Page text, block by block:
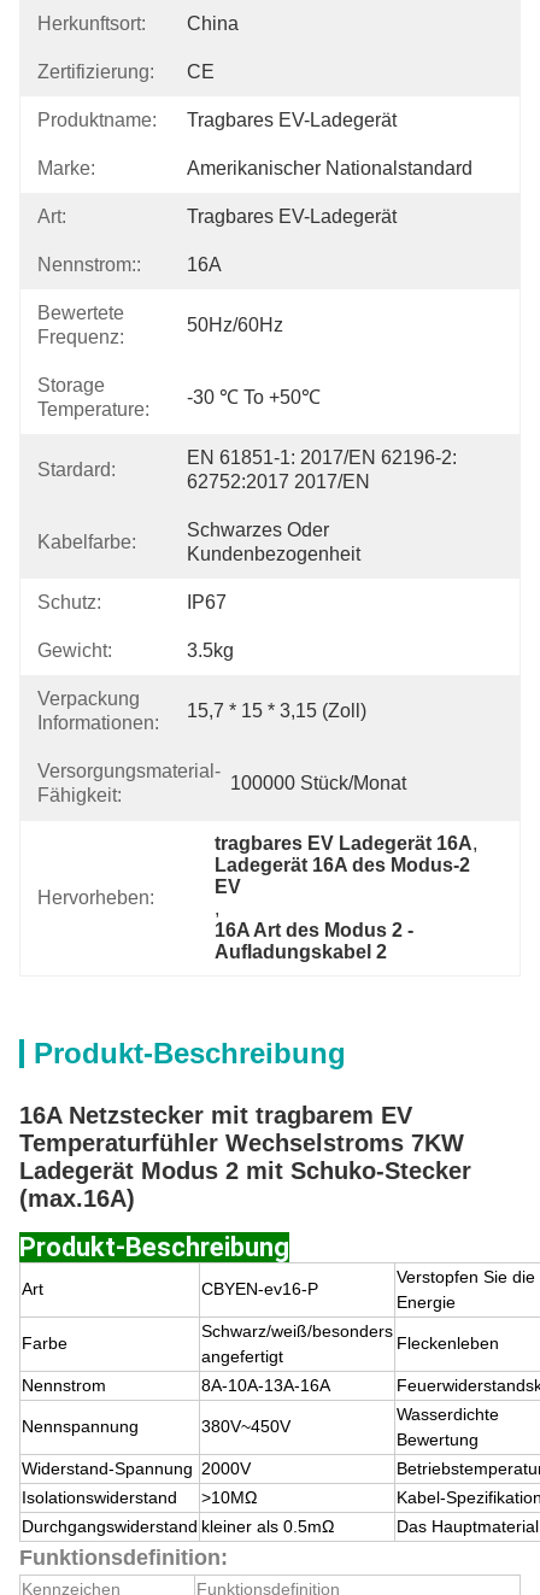
Herkunftsort: China
Zertifizierung: CE
Produktname: Tragbares EV-Ladegerät
Marke: Amerikanischer Nationalstandard
Art: Tragbares EV-Ladegerät
Nennstrom:: 16A
Bewertete
Frequenz:
50Hz/60Hz
Storage
Temperature:
-30 ℃ To +50℃
Stardard:
EN 61851-1: 2017/EN 62196-2:
62752:2017 2017/EN
Kabelfarbe:
Schwarzes Oder
Kundenbezogenheit
Schutz: IP67
Gewicht: 3.5kg
Verpackung
Informationen:
15,7 * 15 * 3,15 (Zoll)
Versorgungsmaterial-
Fähigkeit:
100000 Stück/Monat
Hervorheben:
tragbares EV Ladegerät 16A,
Ladegerät 16A des Modus-2
EV
,
16A Art des Modus 2 -
Aufladungskabel 2
Produkt-Beschreibung
16A Netzstecker mit tragbarem EV
Temperaturfühler Wechselstroms 7KW
Ladegerät Modus 2 mit Schuko-Stecker
(max.16A)
Produkt-Beschreibung
Art CBYEN-ev16-P
Verstopfen Sie die
Energie
Farbe
Schwarz/weiß/besonders
angefertigt
Fleckenleben
Nennstrom 8A-10A-13A-16A
Nennspannung 380V~450V
Wasserdichte
Bewertung
Widerstand-Spannung 2000V
Isolationswiderstand
>10MΩ
Kabel-
Durchgangswiderstand kleiner als 0.5mΩ Das Hauptmaterial
Funktionsdefinition:
Kennzeichen Funktionsdefinition